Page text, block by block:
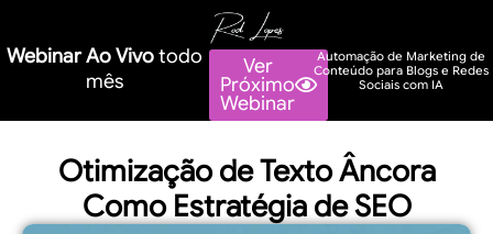
Webinar Ao Vivotodo
mês
Ver
Próximo
Webinar
Automação de Marketing de
Conteúdo para Blogs e Redes
Sociais com IA
Otimização de Texto Âncora
Como Estratégia de SEO